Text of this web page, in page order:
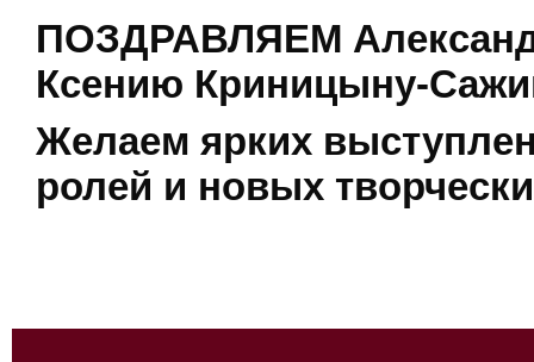
ПОЗДРАВЛЯЕМ
Ксению Криницыну-
Желаем ярких
ролей и новых